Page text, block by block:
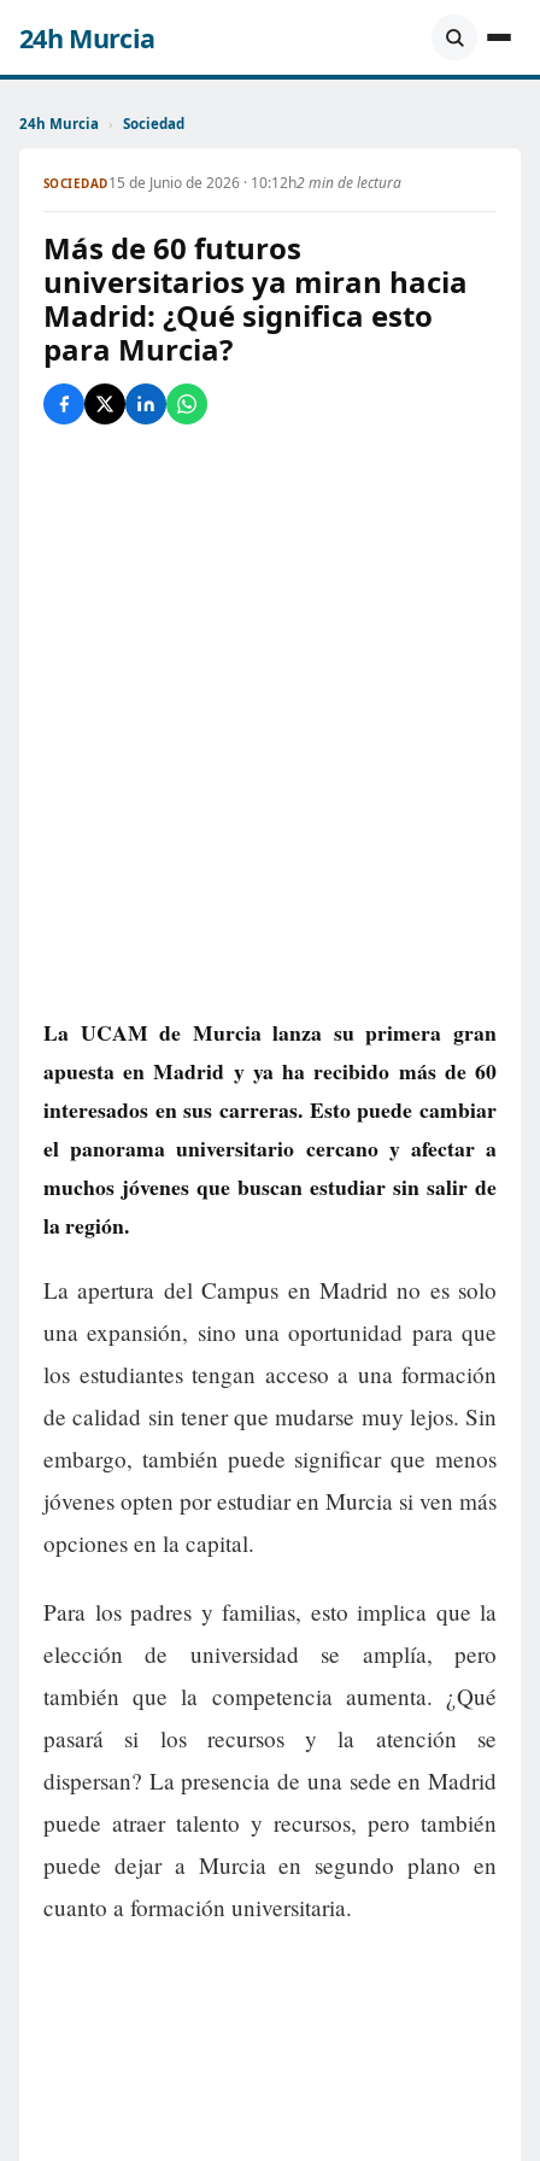
24h Murcia
24h Murcia › Sociedad
SOCIEDAD15 de Junio de 2026 · 10:12h2 min de lectura
Más de 60 futuros
universitarios ya miran hacia
Madrid: ¿Qué significa esto
para Murcia?
La UCAM de Murcia lanza su primera gran
apuesta en Madrid y ya ha recibido más de 60
interesados en sus carreras. Esto puede cambiar
el panorama universitario cercano y afectar a
muchos jóvenes que buscan estudiar sin salir de
la región.
La apertura del Campus en Madrid no es solo
una expansión, sino una oportunidad para que
los estudiantes tengan acceso a una formación
de calidad sin tener que mudarse muy lejos. Sin
embargo, también puede significar que menos
jóvenes opten por estudiar en Murcia si ven más
opciones en la capital.
Para los padres y familias, esto implica que la
elección de universidad se amplía, pero
también que la competencia aumenta. ¿Qué
pasará si los recursos y la atención se
dispersan? La presencia de una sede en Madrid
puede atraer talento y recursos, pero también
puede dejar a Murcia en segundo plano en
cuanto a formación universitaria.